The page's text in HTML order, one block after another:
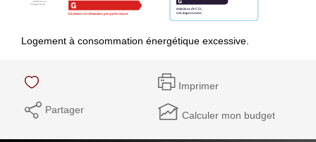
Logement à consommation énergétique excessive.
Imprimer
Partager Calculer mon budget